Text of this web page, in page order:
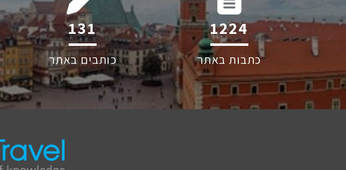
208
כותבים באתר
1939
כתבות באתר